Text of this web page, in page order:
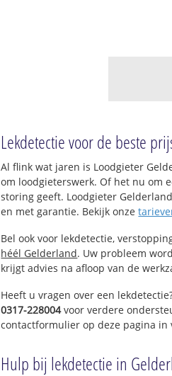
Lekdetectie voor de beste
Al flink wat jaren is Loodgieter
om loodgieterswerk. Of het nu om
storing geeft. Loodgieter
en met garantie. Bekijk onze
Bel ook voor lekdetectie,
héél Gelderland. Uw probleem
krijgt advies na afloop van de
Heeft u vragen over een
0317-228004voor verdere
contactformulier op deze pagina
Hulp bij lekdetectie in